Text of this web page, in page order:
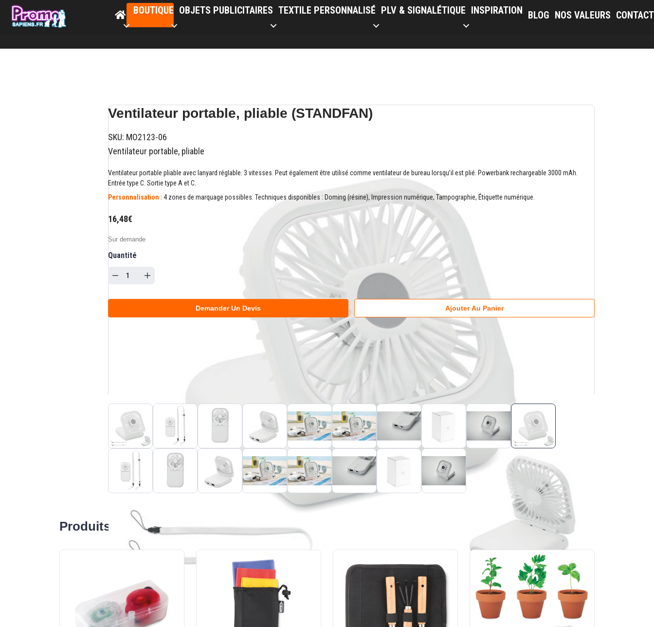
BOUTIQUE OBJETS PUBLICITAIRES TEXTILE PERSONNALISÉ PLV & SIGNALÉTIQUE INSPIRATION BLOG NOS VALEURS CONTACT
Ventilateur portable, pliable (STANDFAN)
SKU: MO2123-06
Ventilateur portable, pliable
Ventilateur portable pliable avec lanyard réglable. 3 vitesses. Peut également être utilisé comme ventilateur de bureau lorsqu’il est plié. Powerbank rechargeable 3000 mAh.
Entrée type C. Sortie type A et C.
Personnalisation : 4 zones de marquage possibles. Techniques disponibles : Doming (résine), Impression numérique, Tampographie, Étiquette numérique.
16,48€
Sur demande
Quantité
Demander Un Devis Ajouter Au Panier
Produits liés